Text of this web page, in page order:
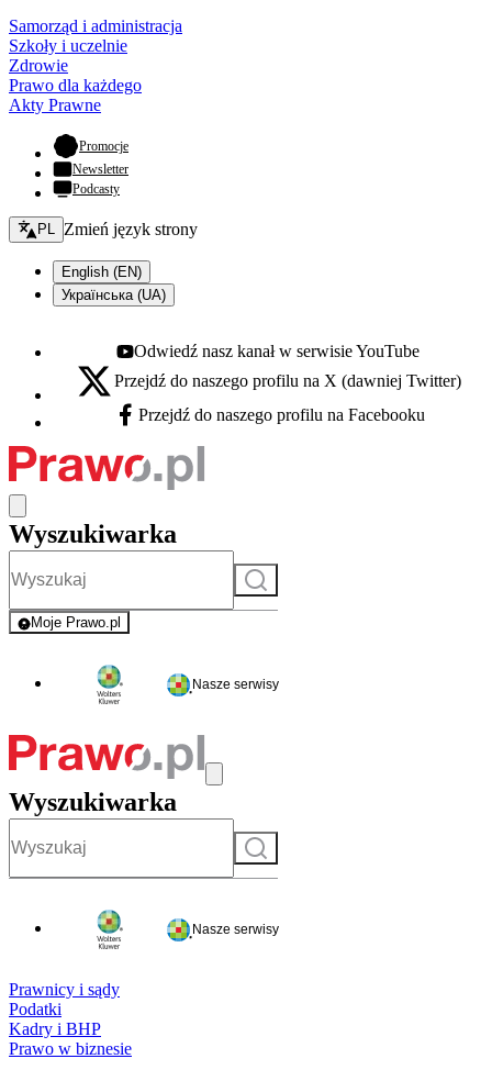
Samorząd i administracja
Szkoły i uczelnie
Zdrowie
Prawo dla każdego
Akty Prawne
Promocje- otwiera się w nowej karcie
Newsletter
Podcasty
Zmień język - bieżący:
PL Zmień język strony
English (EN)
Українська (UA)
Youtube - otwiera się w nowej karcie
Odwiedź nasz kanał w serwisie YouTube
X - otwiera się w nowej karcie
Przejdź do naszego profilu na X (dawniej Twitter)
Facebook - otwiera się w nowej karcie
Przejdź do naszego profilu na Facebooku
Wyszukiwarka
Szukaj
Moje Prawo.pl
- rejestracja i logowanie do serwisu
Nasze serwisy
Wyszukiwarka
Szukaj
Nasze serwisy
Prawnicy i sądy
Podatki
Kadry i BHP
Prawo w biznesie